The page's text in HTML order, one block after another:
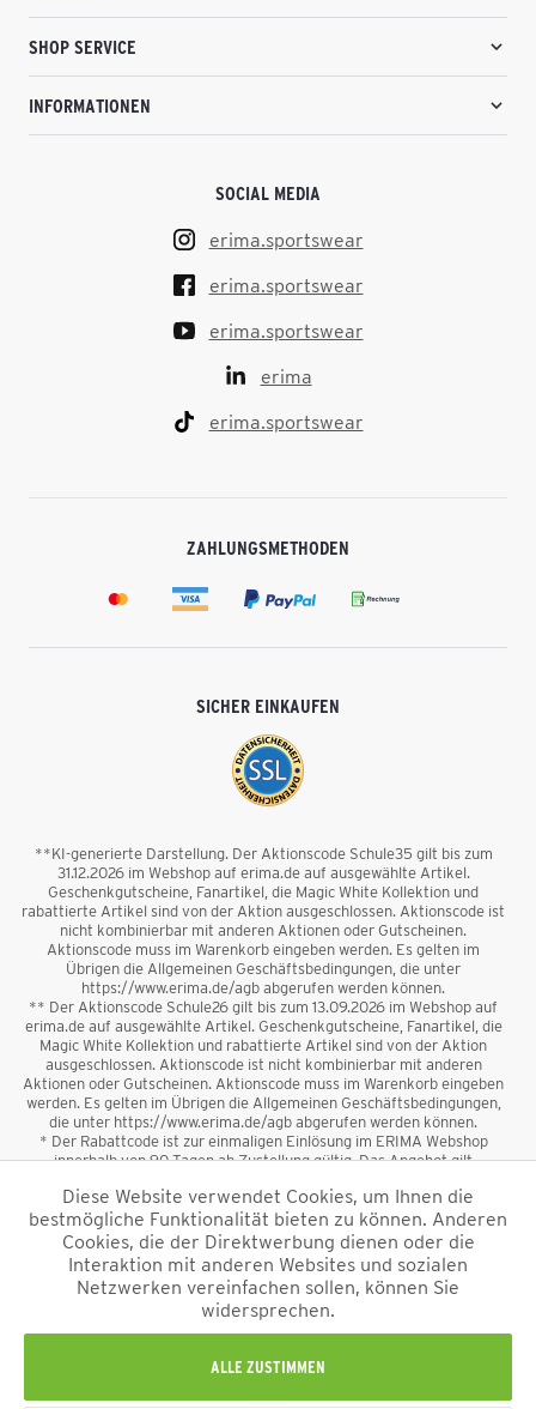
SHOP SERVICE
INFORMATIONEN
SOCIAL MEDIA
erima.sportswear
erima.sportswear
erima.sportswear
erima
erima.sportswear
ZAHLUNGSMETHODEN
SICHER EINKAUFEN
**KI-generierte Darstellung. Der Aktionscode Schule35 gilt bis zum
31.12.2026 im Webshop auf erima.de auf ausgewählte Artikel.
Geschenkgutscheine, Fanartikel, die Magic White Kollektion und
rabattierte Artikel sind von der Aktion ausgeschlossen. Aktionscode ist
nicht kombinierbar mit anderen Aktionen oder Gutscheinen.
Aktionscode muss im Warenkorb eingeben werden. Es gelten im
Übrigen die Allgemeinen Geschäftsbedingungen, die unter
https://www.erima.de/agb abgerufen werden können.
** Der Aktionscode Schule26 gilt bis zum 13.09.2026 im Webshop auf
erima.de auf ausgewählte Artikel. Geschenkgutscheine, Fanartikel, die
Magic White Kollektion und rabattierte Artikel sind von der Aktion
ausgeschlossen. Aktionscode ist nicht kombinierbar mit anderen
Aktionen oder Gutscheinen. Aktionscode muss im Warenkorb eingeben
werden. Es gelten im Übrigen die Allgemeinen Geschäftsbedingungen,
die unter https://www.erima.de/agb abgerufen werden können.
* Der Rabattcode ist zur einmaligen Einlösung im ERIMA Webshop
innerhalb von 90 Tagen ab Zustellung gültig. Das Angebot gilt
sowie Geschenkgutscheine sind vom Rabatt ausgeschlossen. Der
Rabattcode ist nicht mit anderen Aktionen oder Gutscheinen
kombinierbar. Der Mindestbestellwert beträgt 50 €
*Alle Preise verstehen sich inkl. Mehrwertsteuer und zzgl.
und ggf. Nachnahmegebühren, wenn nicht anders
beschrieben.
Diese Website verwendet Cookies, um Ihnen die
bestmögliche Funktionalität bieten zu können. Anderen
Cookies, die der Direktwerbung dienen oder die
Interaktion mit anderen Websites und sozialen
Netzwerken vereinfachen sollen, können Sie
widersprechen.